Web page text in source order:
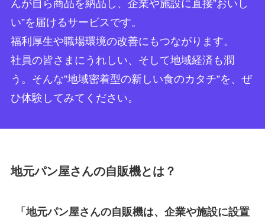
んが自ら商品を納品し、企業や施設に直接”おいし
い”を届けるサービスです。
福利厚生や職場環境の改善にもつながります。
社員の皆さまにうれしい、そして地域経済も潤
う。そんな”地域密着型の新しい食のカタチ”を、ぜ
ひ体験してみてください。
地元パン屋さんの自販機とは？
「地元パン屋さんの自販機は、企業や施設に設置